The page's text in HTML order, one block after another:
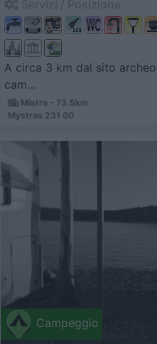
A circa 3 km dal sito
cam...
Mistra - 73.5km
Mystras 231 00
Campeggio